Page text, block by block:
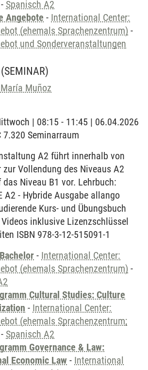
- Spanisch A2
Angebote - International Center:
(ehemals Sprachenzentrum) -
und Sonderveranstaltungen
(SEMINAR)
Muñoz
| 08:15 - 11:45 | 06.04.2026
7.320 Seminarraum
A2 führt innerhalb von
zur Vollendung des Niveaus A2
Niveau B1 vor. Lehrbuch:
A2 - Hybride Ausgabe allango
Kurs- und Übungsbuch
inklusive Lizenzschlüssel
ISBN 978-3-12-515091-1
- International Center:
(ehemals Sprachenzentrum) -
Cultural Studies: Culture
- International Center:
(ehemals Sprachenzentrum;
- Spanisch A2
Governance & Law:
Economic Law - International